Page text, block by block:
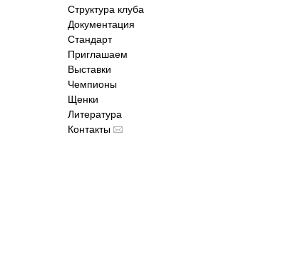
Структура клуба
Документация
Стандарт
Приглашаем
Выставки
Чемпионы
Щенки
Литература
Контакты